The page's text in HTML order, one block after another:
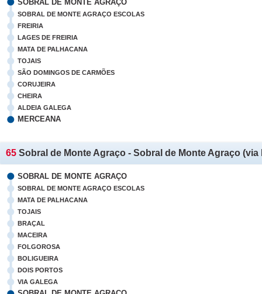
SOBRAL DE MONTE AGRAÇO
SOBRAL DE MONTE AGRAÇO ESCOLAS
FREIRIA
LAGES DE FREIRIA
MATA DE PALHACANA
TOJAIS
SÃO DOMINGOS DE CARMÕES
CORUJEIRA
CHEIRA
ALDEIA GALEGA
MERCEANA
65 Sobral de Monte Agraço - Sobral de Monte Agraço (via
SOBRAL DE MONTE AGRAÇO
SOBRAL DE MONTE AGRAÇO ESCOLAS
MATA DE PALHACANA
TOJAIS
BRAÇAL
MACEIRA
FOLGOROSA
BOLIGUEIRA
DOIS PORTOS
VIA GALEGA